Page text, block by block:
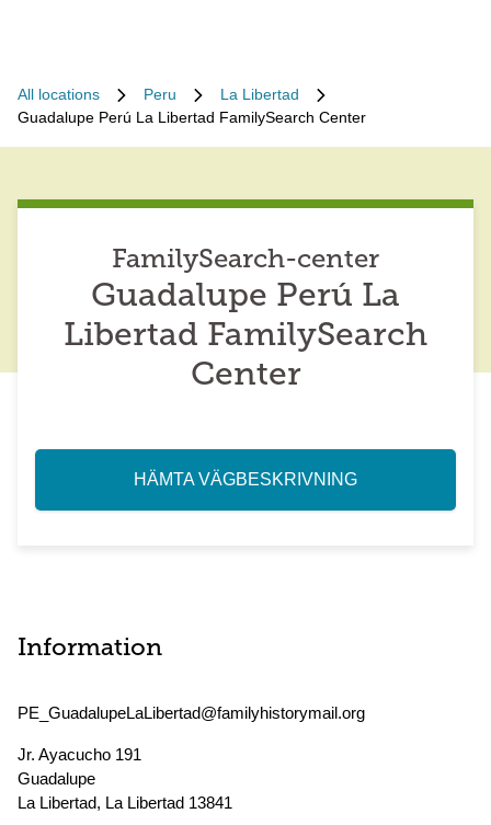
All locations Peru
La Libertad
Guadalupe Perú La Libertad FamilySearch Center
FamilySearch-center
Guadalupe Perú La
Libertad FamilySearch
Center
HÄMTA VÄGBESKRIVNING
Information
PE_GuadalupeLaLibertad@familyhistorymail.org
Jr. Ayacucho 191
Guadalupe
La Libertad, La Libertad 13841